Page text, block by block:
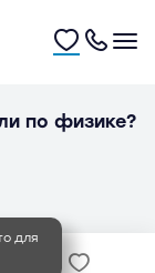
по физике?
для